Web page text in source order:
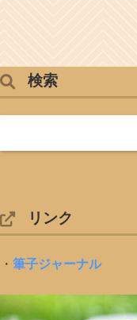
検索
リンク
・ 筆子ジャーナル